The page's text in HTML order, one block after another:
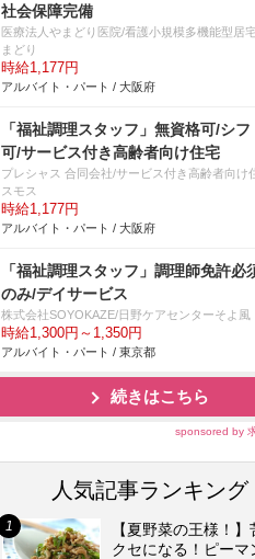
社会保障完備
医療法人やまどり医院/看護小規模多機能型
まどり
時給1,177円
アルバイト・パート / 大阪府
「福祉調理スタッフ」無資格可/シ
可/サービス付き高齢者向け住宅
プレシャス 合同会社/サービス付き高齢者向け
スモス
時給1,177円
アルバイト・パート / 大阪府
「福祉調理スタッフ」調理師免許必
のみ/デイサービス
株式会社SOYOKAZE/日野ケアセンターそよ風
時給1,300円～1,350円
アルバイト・パート / 東京都
続きはこちら
sponsored by
人気記事ランキング
【夏野菜の王様！
クセになる！ピーマ